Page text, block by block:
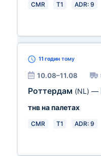
CMR T1 ADR: 9
11 годин тому
10.08–11.08
Роттердам (NL) —
тнв на палетах
CMR T1 ADR: 9